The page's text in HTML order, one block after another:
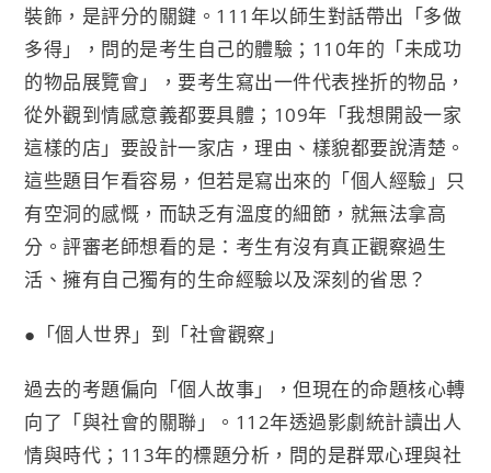
裝飾，是評分的關鍵。111年以師生對話帶出「多做
多得」，問的是考生自己的體驗；110年的「未成功
的物品展覽會」，要考生寫出一件代表挫折的物品，
從外觀到情感意義都要具體；109年「我想開設一家
這樣的店」要設計一家店，理由、樣貌都要說清楚。
這些題目乍看容易，但若是寫出來的「個人經驗」只
有空洞的感慨，而缺乏有溫度的細節，就無法拿高
分。評審老師想看的是：考生有沒有真正觀察過生
活、擁有自己獨有的生命經驗以及深刻的省思？
●「個人世界」到「社會觀察」
過去的考題偏向「個人故事」，但現在的命題核心轉
向了「與社會的關聯」。112年透過影劇統計讀出人
情與時代；113年的標題分析，問的是群眾心理與社